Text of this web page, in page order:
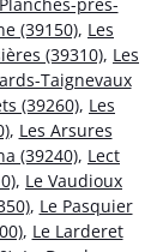
(39150), Les
(39310), Les
Taignevaux
(39260), Les
, Les Arsures
(39240), Lect
, Le Vaudioux
, Le Pasquier
, Le Larderet